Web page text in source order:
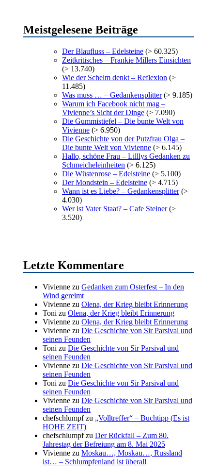
Meistgelesene Beiträge
Der Blaufluss – Edelsteine (> 60.325)
Zeitkritisches – Frankie Millers Einsichten
(> 13.740)
Wie der Schelm denkt – Reflexion (>
11.485)
Was muss … – Gedankensplitter(> 9.185)
Warum ich Facebook nicht mag –
Vivienne’s Sicht der Dinge (> 7.090)
Die Gummistiefel – Die bunte Welt von
Vivienne (> 6.950)
Die Geschichte von der Putzfrau Olga –
Die bunte Welt von Vivienne (> 6.145)
Hallo, schöne Frau – Lilllys Gedanken zu
Schmeicheleinheiten (> 6.125)
Die Wüstenrose – Edelsteine (> 5.100)
Der Mondstein – Edelsteine (> 4.715)
Wann ist es Liebe? – Gedankensplitter(>
4.030)
Wer ist Vater Staat? – Cafe Steiner(>
3.520)
Letzte Kommentare
Vivienne zu Gedanken zum Osterfest – In den
Wind gereimt
Vivienne zu Olena, der Krieg bleibt Erinnerung
Toni zu Olena, der Krieg bleibt Erinnerung
Vivienne zu Olena, der Krieg bleibt Erinnerung
Vivienne zu Die Geschichte von Sir Parsival und
seinen Feunden
Toni zu Die Geschichte von Sir Parsival und
seinen Feunden
Vivienne zu Die Geschichte von Sir Parsival und
seinen Feunden
Toni zu Die Geschichte von Sir Parsival und
seinen Feunden
Vivienne zu Die Geschichte von Sir Parsival und
seinen Feunden
chefschlumpfzu „Volltreffer“ – Buchtipp (Es ist
HOHE ZEIT)
chefschlumpfzu Der Rückfall – Zum 80.
Jahrestag der Befreiung am 8. Mai 2025
Vivienne zu Moskau…, Moskau…, Russland
ist… – Schlumpfenland ist überall